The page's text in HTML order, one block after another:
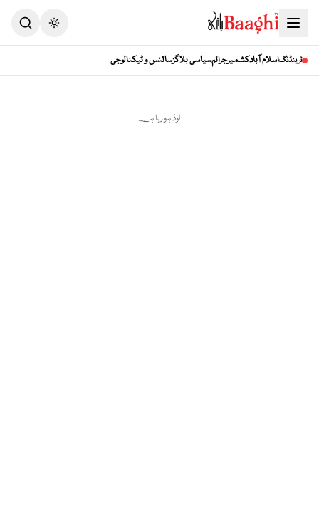
Toggle theme
ٹرینڈنگاسلام آبادکشمیرجرائمسیاسی بلاگزسائنس و ٹیکنالوجی
لوڈ ہو رہا ہے...